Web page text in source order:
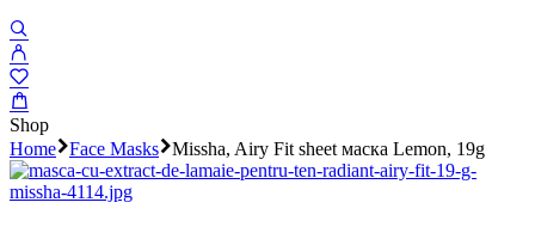
Shop
Home
Face Masks Missha, Airy Fit sheet маска Lemon, 19g